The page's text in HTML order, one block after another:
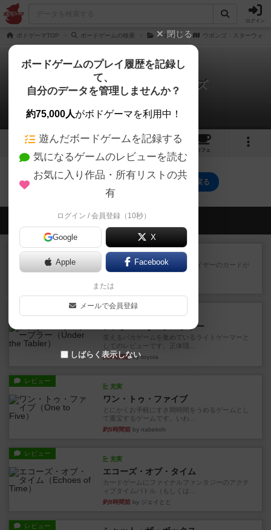
ログイン
ボドゲーマTOP ボードゲームの検索 ウボンゴ ウボンゴ：スターウォー
ウボンゴ：スターウォーズ
0件のルール/インスト
2
カフェ
ウボンゴ：スターウォーズのトップに戻る
会員の新しい投稿
レビュー 花火：スターマイン
自分のカードは見えず他のプレイヤーのカードが
見える状態でカードを教えた...
約1時間前
アンダー・ザ・テーブラー
笑えるバカゲームを集めているライトゲーマーと
してのレビューです。正体隠...
約4時間前by toyota
レビュー
充実
ワン・トゥ・ファイブ
とにかくお手軽にすき間時間をうめるゲームとし
て重宝するゲームです。いわ...
約5時間前 by nabekoh
レビュー
充実
エコーズ・オブ・タイム
カードゲームにファイナルファンタジーのアクテ
ィブタイムバトル（もしくは...
約9時間前 by ジェイとと
レビュー
閉じる
ボードゲームのプレイ履歴を記録し
て、
自分のデータを管理しませんか？
約75,000人がボドゲーマを利用中！
遊んだボードゲームを記録する
気になるゲームのレビューを読む
お気に入り作品・所有リストの共
有
ログイン / 会員登録（10秒）
Google X
Apple Facebook
または
メールで会員登録
しばらく表示しない